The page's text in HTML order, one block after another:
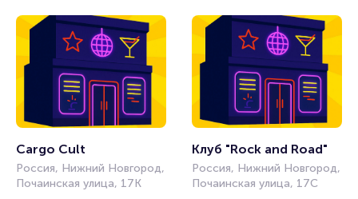
Cargo Cult
Россия, Нижний Новгород,
Почаинская улица, 17К
Россия, Нижний Новгород,
Почаинская улица, 17С